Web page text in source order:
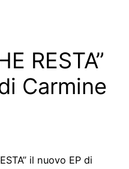
RESTA”
Carmine
il nuovo EP di